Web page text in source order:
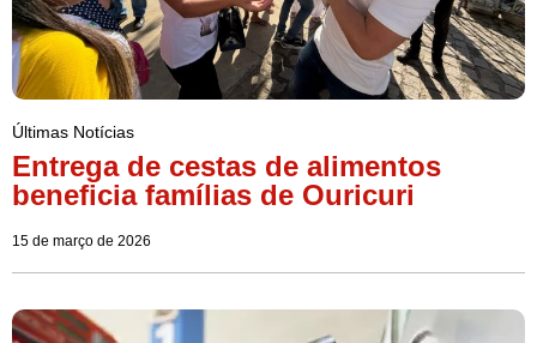
Últimas Notícias
Entrega de cestas de alimentos
beneficia famílias de Ouricuri
15 de março de 2026